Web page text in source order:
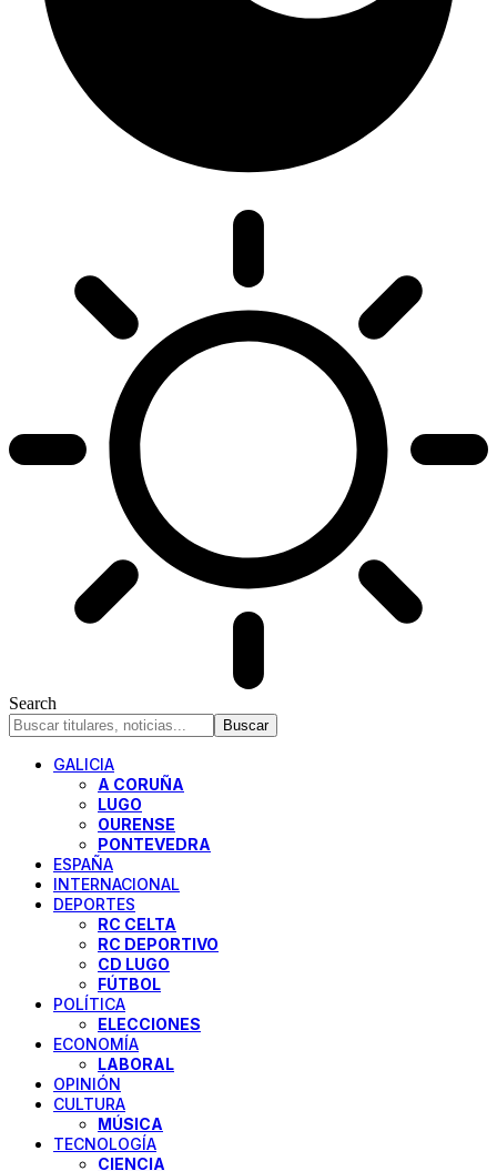
Search
GALICIA
A CORUÑA
LUGO
OURENSE
PONTEVEDRA
ESPAÑA
INTERNACIONAL
DEPORTES
RC CELTA
RC DEPORTIVO
CD LUGO
FÚTBOL
POLÍTICA
ELECCIONES
ECONOMÍA
LABORAL
OPINIÓN
CULTURA
MÚSICA
TECNOLOGÍA
CIENCIA